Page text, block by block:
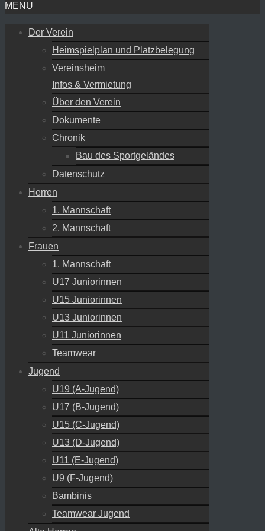
MENU
Der Verein
Heimspielplan und Platzbelegung
Vereinsheim
Infos & Vermietung
Über den Verein
Dokumente
Chronik
Bau des Sportgeländes
Datenschutz
Herren
1. Mannschaft
2. Mannschaft
Frauen
1. Mannschaft
U17 Juniorinnen
U15 Juniorinnen
U13 Juniorinnen
U11 Juniorinnen
Teamwear
Jugend
U19 (A-Jugend)
U17 (B-Jugend)
U15 (C-Jugend)
U13 (D-Jugend)
U11 (E-Jugend)
U9 (F-Jugend)
Bambinis
Teamwear Jugend